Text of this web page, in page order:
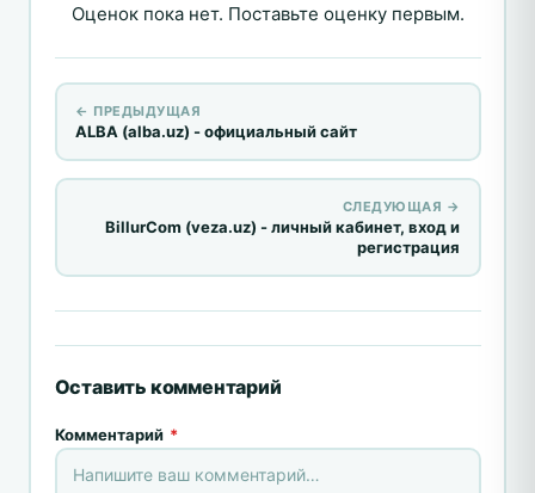
Оценок пока нет. Поставьте оценку первым.
← ПРЕДЫДУЩАЯ
ALBA (alba.uz) - официальный сайт
СЛЕДУЮЩАЯ →
BillurCom (veza.uz) - личный кабинет, вход и
регистрация
Оставить комментарий
Комментарий *